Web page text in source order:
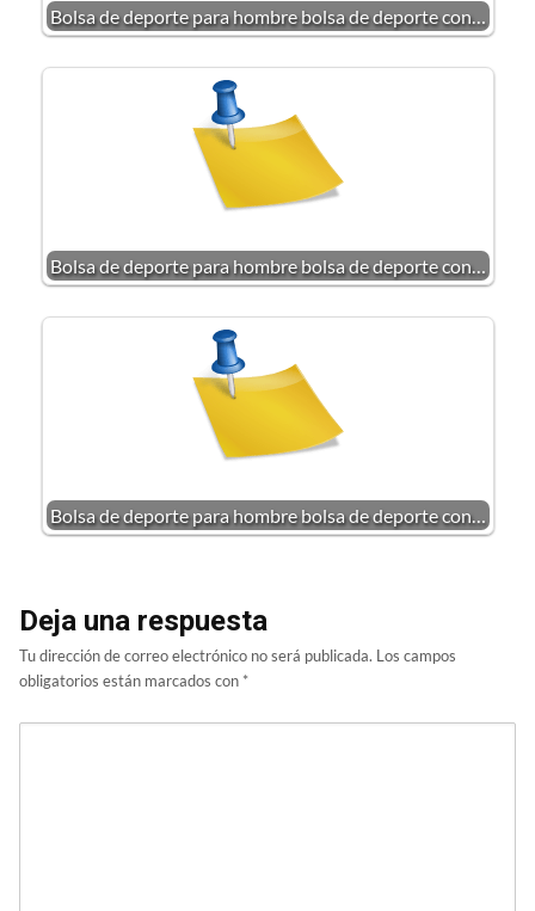
Bolsa de deporte para hombre bolsa de deporte con…
Bolsa de deporte para hombre bolsa de deporte con…
Bolsa de deporte para hombre bolsa de deporte con…
Deja una respuesta
Tu dirección de correo electrónico no será publicada. Los campos
obligatorios están marcados con *